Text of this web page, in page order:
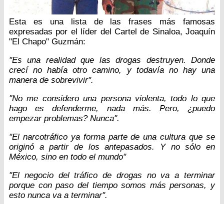
Esta es una lista de las frases más famosas
expresadas por el líder del Cartel de Sinaloa, Joaquín
"El Chapo" Guzmán:
"Es una realidad que las drogas destruyen. Donde
crecí no había otro camino, y todavía no hay una
manera de sobrevivir".
"No me considero una persona violenta, todo lo que
hago es defenderme, nada más. Pero, ¿puedo
empezar problemas? Nunca".
"El narcotráfico ya forma parte de una cultura que se
originó a partir de los antepasados. Y no sólo en
México, sino en todo el mundo"
"El negocio del tráfico de drogas no va a terminar
porque con paso del tiempo somos más personas, y
esto nunca va a terminar".